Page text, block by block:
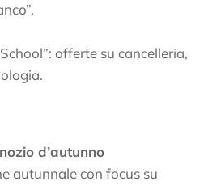
offerte su cancelleria,
d’autunno
autunnale con focus su